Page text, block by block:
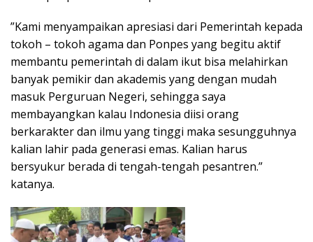
”Kami menyampaikan apresiasi dari Pemerintah kepada
tokoh – tokoh agama dan Ponpes yang begitu aktif
membantu pemerintah di dalam ikut bisa melahirkan
banyak pemikir dan akademis yang dengan mudah
masuk Perguruan Negeri, sehingga saya
membayangkan kalau Indonesia diisi orang
berkarakter dan ilmu yang tinggi maka sesungguhnya
kalian lahir pada generasi emas. Kalian harus
bersyukur berada di tengah-tengah pesantren.”
katanya.